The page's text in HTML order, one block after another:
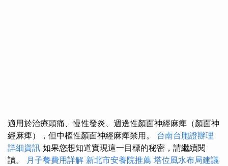
適用於治療頭痛、慢性發炎、週邊性顏面神經麻痺（顏面神
經麻痺），但中樞性顏面神經麻痺禁用。 台南台胞證辦理
詳細資訊 如果您想知道實現這一目標的秘密，請繼續閱
讀。 月子餐費用詳解 新北市安養院推薦 塔位風水布局建議